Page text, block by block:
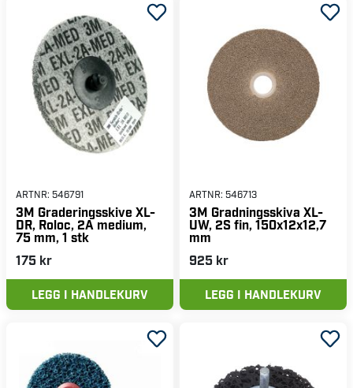
ARTNR: 546791
3M Graderingsskive XL-
DR, Roloc, 2A medium,
75 mm, 1 stk
175 kr
LEGG I HANDLEKURV
ARTNR: 546713
3M Gradningsskiva XL-
UW, 2S fin, 150x12x12,7
mm
925 kr
LEGG I HANDLEKURV